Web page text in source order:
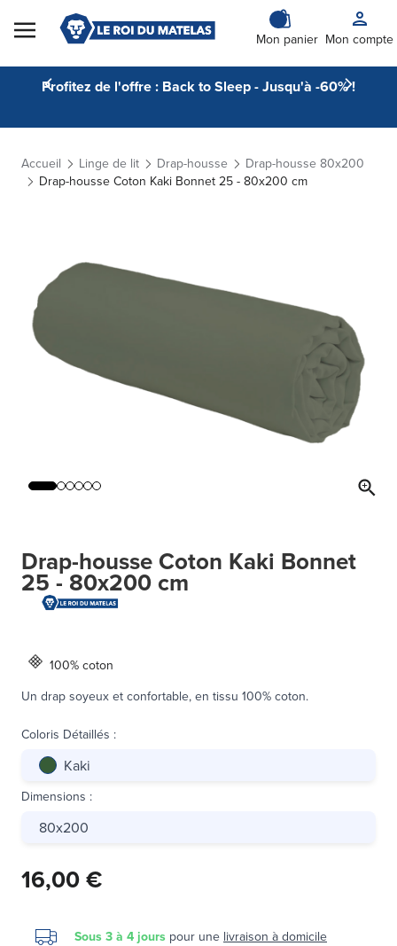
Skip to Content
Mon panier Mon compte
Profitez de l'offre : Back to Sleep - Jusqu'à -60% !
Accueil Linge de lit Drap-housse
Drap-housse 80x200
Drap-housse Coton Kaki Bonnet 25 - 80x200 cm
Drap-housse Coton Kaki Bonnet
25 - 80x200 cm
100% coton
Un drap soyeux et confortable, en tissu 100% coton.
Coloris Détaillés :
Kaki
Dimensions :
80x200
16,00 €
Sous 3 à 4 jours pour une livraison à domicile